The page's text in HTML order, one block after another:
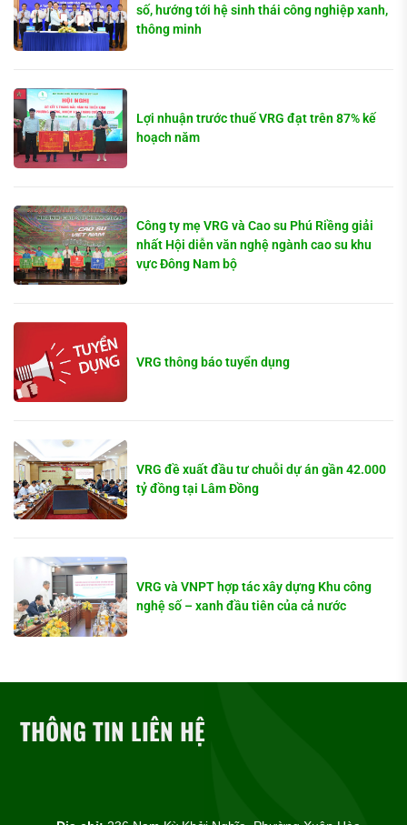
số, hướng tới hệ sinh thái công nghiệp xanh,
thông minh
Lợi nhuận trước thuế VRG đạt trên 87% kế
hoạch năm
Công ty mẹ VRG và Cao su Phú Riềng giải
nhất Hội diễn văn nghệ ngành cao su khu
vực Đông Nam bộ
VRG thông báo tuyển dụng
VRG đề xuất đầu tư chuỗi dự án gần 42.000
tỷ đồng tại Lâm Đồng
VRG và VNPT hợp tác xây dựng Khu công
nghệ số – xanh đầu tiên của cả nước
THÔNG TIN LIÊN HỆ